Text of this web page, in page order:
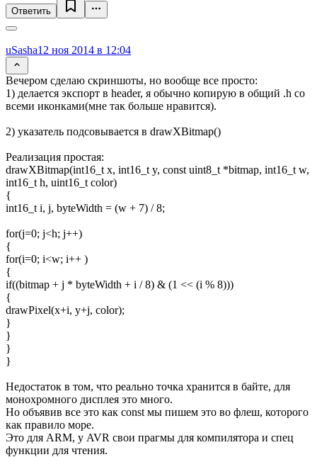
Ответить
uSasha12 ноя 2014 в 12:04
Вечером сделаю скриншоты, но вообще все просто:
1) делается экспорт в header, я обычно копирую в общий .h со
всеми иконками(мне так больше нравится).
2) указатель подсовывается в drawXBitmap()
Реализация простая:
drawXBitmap(int16_t x, int16_t y, const uint8_t *bitmap, int16_t w,
int16_t h, uint16_t color)
{
int16_t i, j, byteWidth = (w + 7) / 8;
for(j=0; j<h; j++)
{
for(i=0; i<w; i++ )
{
if((bitmap + j * byteWidth + i / 8) & (1 << (i % 8)))
{
drawPixel(x+i, y+j, color);
}
}
}
}
Недостаток в том, что реально точка хранится в байте, для
монохромного дисплея это много.
Но объявив все это как const мы пишем это во флеш, которого
как правило море.
Это для ARM, у AVR свои прагмы для компилятора и спец
функции для чтения.